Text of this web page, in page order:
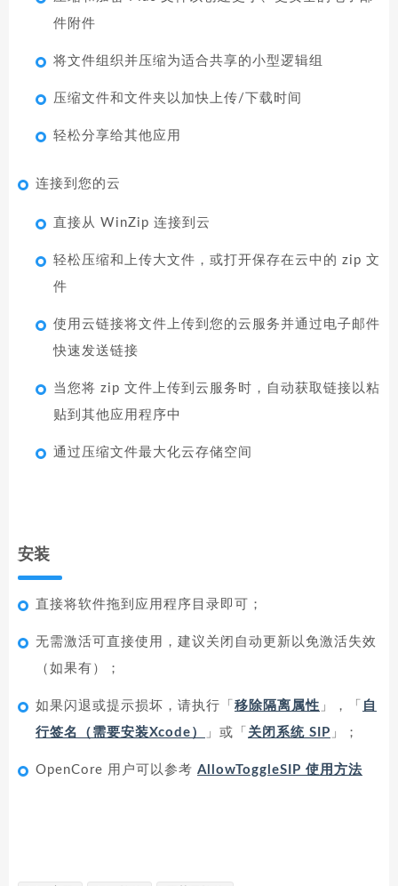
件附件
将文件组织并压缩为适合共享的小型逻辑组
压缩文件和文件夹以加快上传/下载时间
轻松分享给其他应用
连接到您的云
直接从 WinZip 连接到云
轻松压缩和上传大文件，或打开保存在云中的 zip 文
件
使用云链接将文件上传到您的云服务并通过电子邮件
快速发送链接
当您将 zip 文件上传到云服务时，自动获取链接以粘
贴到其他应用程序中
通过压缩文件最大化云存储空间
安装
直接将软件拖到应用程序目录即可；
无需激活可直接使用，建议关闭自动更新以免激活失效
（如果有）；
如果闪退或提示损坏，请执行「 移除隔离属性 」，「 自
行签名（需要安装Xcode）
」或「 关闭系统 SIP 」；
OpenCore 用户可以参考 AllowToggleSIP 使用方法